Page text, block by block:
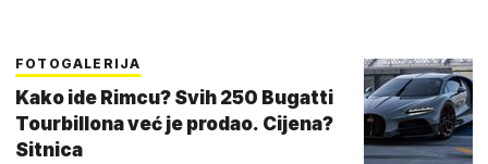
FOTOGALERIJA
Kako ide Rimcu? Svih 250 Bugatti
Tourbillona već je prodao. Cijena?
Sitnica